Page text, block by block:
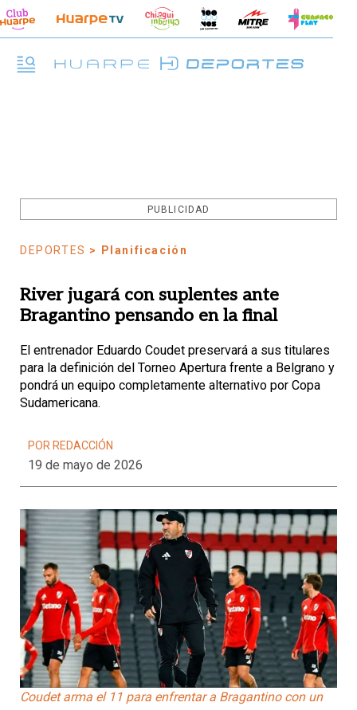
PUBLICIDAD
DEPORTES > Planificación
River jugará con suplentes ante
Bragantino pensando en la final
El entrenador Eduardo Coudet preservará a sus titulares
para la definición del Torneo Apertura frente a Belgrano y
pondrá un equipo completamente alternativo por Copa
Sudamericana.
POR REDACCIÓN
19 de mayo de 2026
Coudet arma el 11 para enfrentar a Bragantino con un